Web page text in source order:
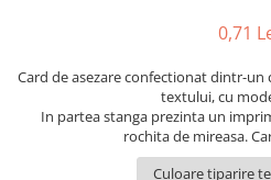
Cutii flori mixte
Cutii LUX
Aranjamente tematice
0,71
Card de asezare confectionat dintr-
textului, cu
In partea stanga prezinta un
rochita de mireasa.